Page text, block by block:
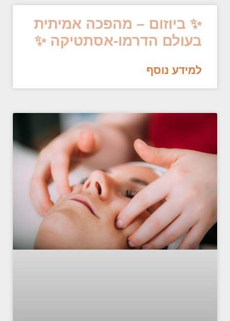
✨ ביוזום – מהפכה אמיתית
בעולם הדרמו-אסתטיקה ✨
למידע נוסף